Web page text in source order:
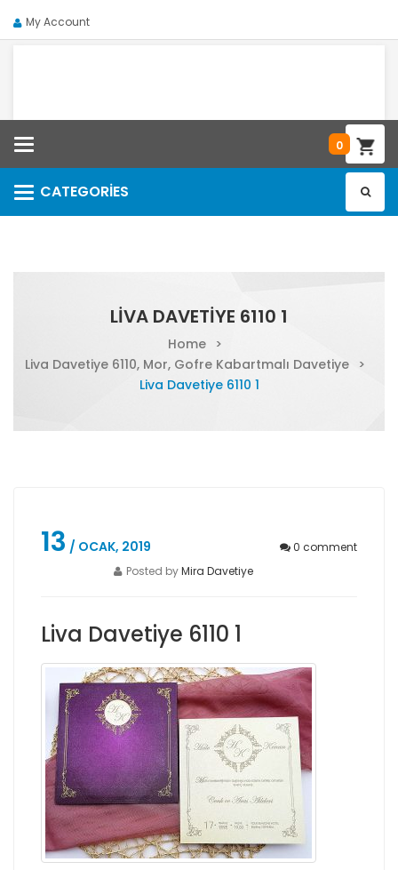
My Account
0
CATEGORIES
Categories
LIVA DAVETIYE 6110 1
Home
>
Liva Davetiye 6110, Mor, Gofre Kabartmalı Davetiye
>
Liva Davetiye 6110 1
13 / OCAK, 2019 0 comment
Posted byMira Davetiye
Liva Davetiye 6110 1